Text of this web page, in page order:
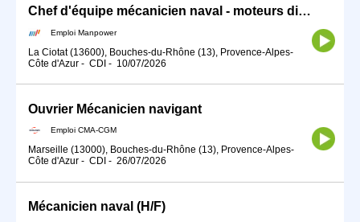
Chef d'équipe mécanicien naval - moteurs diesel (H/F)
Emploi Manpower
La Ciotat (13600), Bouches-du-Rhône (13), Provence-Alpes-
Côte d'Azur - CDI - 10/07/2026
Ouvrier Mécanicien navigant
Emploi CMA-CGM
Marseille (13000), Bouches-du-Rhône (13), Provence-Alpes-
Côte d'Azur - CDI - 26/07/2026
Mécanicien naval (H/F)